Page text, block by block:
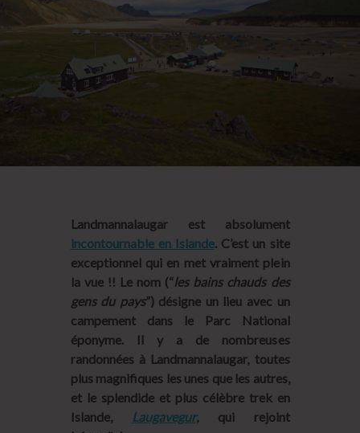
Landmannalaugar est absolument
incontournable en Islande. C’est un site
exceptionnel qui en met vraiment plein
la vue !! Le nom (“les bains chauds des
gens du pays”) désigne un lieu avec un
campement dans le Parc National
éponyme. Il y a de nombreuses
randonnées à Landmannalaugar, toutes
plus magnifiques les unes que les autres,
et le splendide et plus célèbre trek en
Islande,
Laugavegur, qui rejoint